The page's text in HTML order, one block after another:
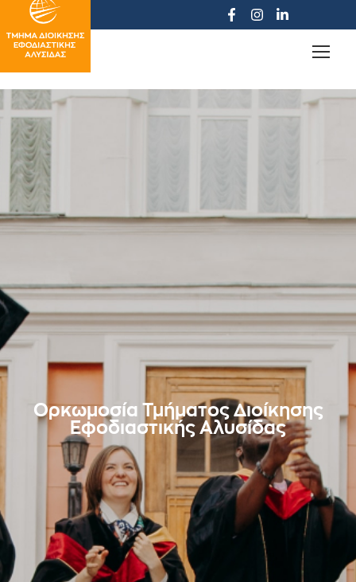
Ορκωμοσία Τμήματος Διοίκησης
Εφοδιαστικής Αλυσίδας